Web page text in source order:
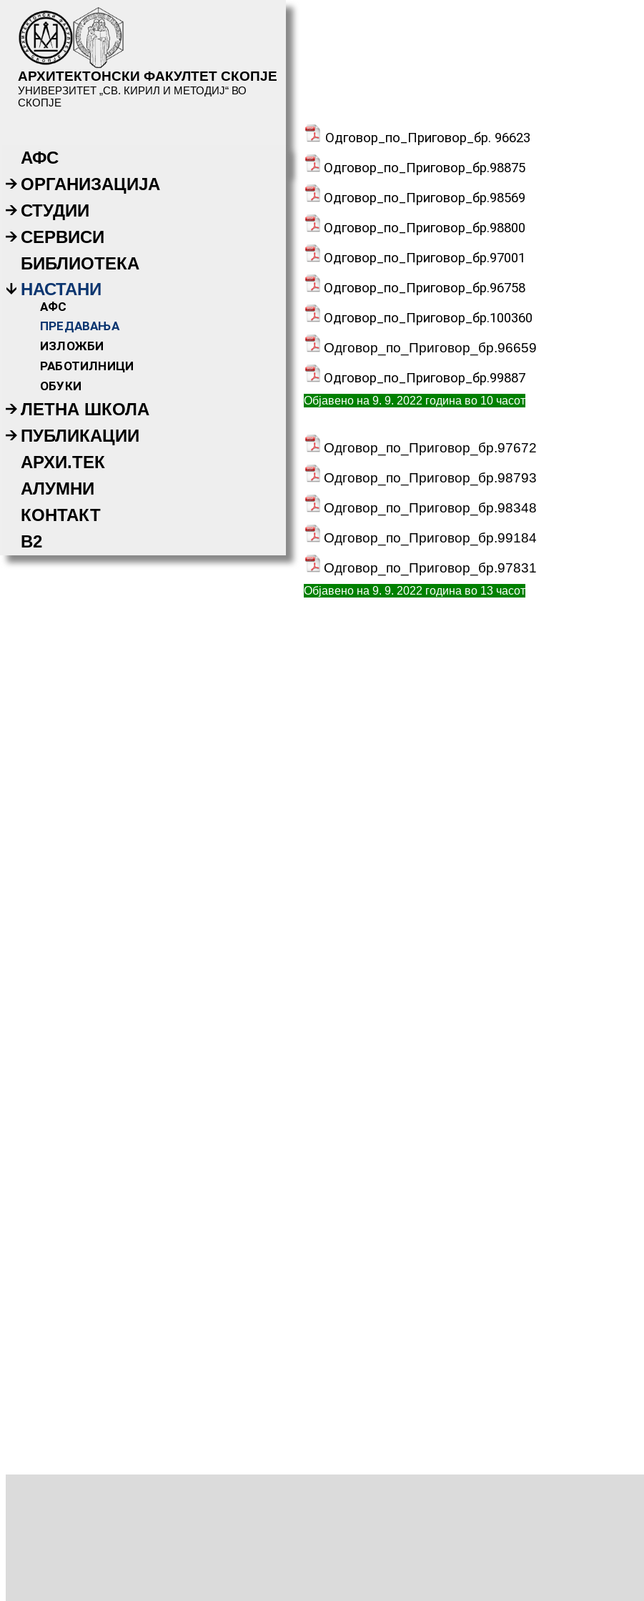
АРХИТЕКТОНСКИ ФАКУЛТЕТ СКОПЈЕ
УНИВЕРЗИТЕТ „СВ. КИРИЛ И МЕТОДИЈ“ ВО
СКОПЈЕ
АФС
ОРГАНИЗАЦИЈА
СТУДИИ
СЕРВИСИ
БИБЛИОТЕКА
НАСТАНИ
АФС
ПРЕДАВАЊА
ИЗЛОЖБИ
РАБОТИЛНИЦИ
ОБУКИ
ЛЕТНА ШКОЛА
ПУБЛИКАЦИИ
АРХИ.ТЕК
АЛУМНИ
КОНТАКТ
B2
Одговор_по_Приговор_бр. 96623
Одговор_по_Приговор_бр.98875
Одговор_по_Приговор_бр.98569
Одговор_по_Приговор_бр.98800
Одговор_по_Приговор_бр.97001
Одговор_по_Приговор_бр.96758
Одговор_по_Приговор_бр.100360
Одговор_по_Приговор_бр.96659
Одговор_по_Приговор_бр.99887
Објавено на 9. 9. 2022 година во 10 часот
Одговор_по_Приговор_бр.97672
Одговор_по_Приговор_бр.98793
Одговор_по_Приговор_бр.98348
Одговор_по_Приговор_бр.99184
Одговор_по_Приговор_бр.97831
Објавено на 9. 9. 2022 година во 13 часот